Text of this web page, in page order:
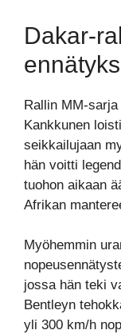
Dakar-
Rallin MM-
Kankkunen
seikkailujaan
hän voitti
tuohon aikaan
Afrikan
Myöhemmin
jossa hän teki
Bentleyn
yli 300 km/h